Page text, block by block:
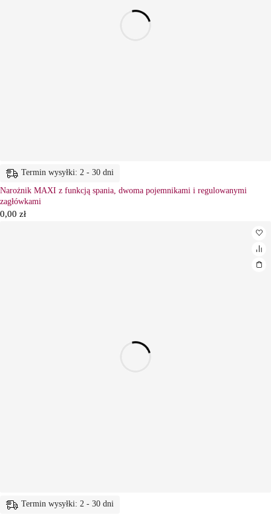
Termin wysyłki: 2 - 30 dni
Narożnik MAXI z funkcją spania, dwoma pojemnikami i regulowanymi
zagłówkami
0,00 zł
Termin wysyłki: 2 - 30 dni